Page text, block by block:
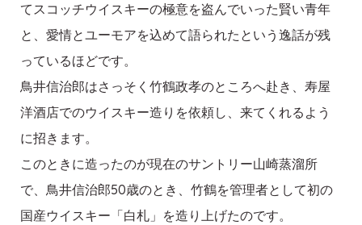
てスコッチウイスキーの極意を盗んでいった賢い青年
と、愛情とユーモアを込めて語られたという逸話が残
っているほどです。
鳥井信治郎はさっそく竹鶴政孝のところへ赴き、寿屋
洋酒店でのウイスキー造りを依頼し、来てくれるよう
に招きます。
このときに造ったのが現在のサントリー山崎蒸溜所
で、鳥井信治郎50歳のとき、竹鶴を管理者として初の
国産ウイスキー「白札」を造り上げたのです。